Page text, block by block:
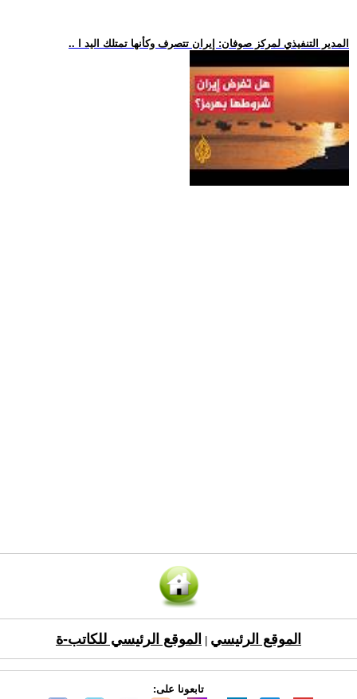
.. المدير التنفيذي لمركز صوفان: إيران تتصرف وكأنها تمتلك اليد ا
الموقع الرئيسي الموقع الرئيسي للكاتب-ة
تابعونا على: